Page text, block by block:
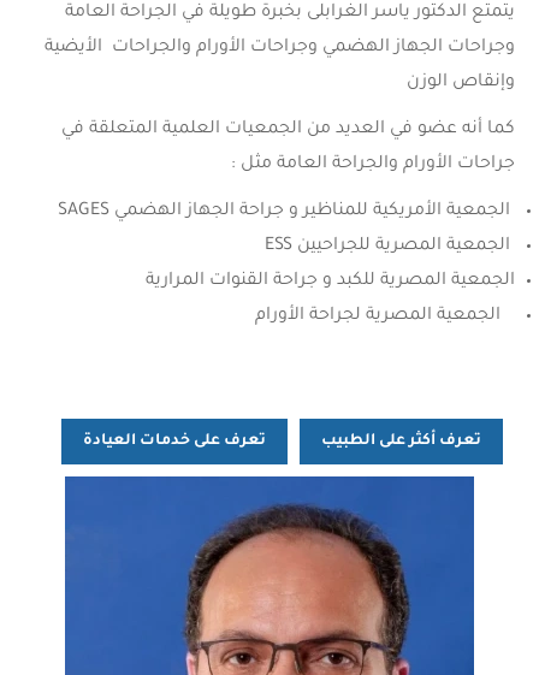
يتمتع الدكتور ياسر الغرابلى بخبرة طويلة في الجراحة العامة
وجراحات الجهاز الهضمي وجراحات الأورام والجراحات الأيضية
وإنقاص الوزن
كما أنه عضو في العديد من الجمعيات العلمية المتعلقة في
جراحات الأورام والجراحة العامة مثل :
الجمعية الأمريكية للمناظير و جراحة الجهاز الهضمي SAGES
الجمعية المصرية للجراحيين ESS
الجمعية المصرية للكبد و جراحة القنوات المرارية
الجمعية المصرية لجراحة الأورام
تعرف أكثر على الطبيب تعرف على خدمات العيادة